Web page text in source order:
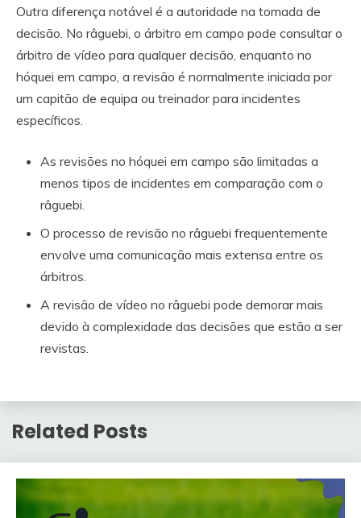
Outra diferença notável é a autoridade na tomada de
decisão. No râguebi, o árbitro em campo pode consultar o
árbitro de vídeo para qualquer decisão, enquanto no
hóquei em campo, a revisão é normalmente iniciada por
um capitão de equipa ou treinador para incidentes
específicos.
As revisões no hóquei em campo são limitadas a
menos tipos de incidentes em comparação com o
râguebi.
O processo de revisão no râguebi frequentemente
envolve uma comunicação mais extensa entre os
árbitros.
A revisão de vídeo no râguebi pode demorar mais
devido à complexidade das decisões que estão a ser
revistas.
Related Posts